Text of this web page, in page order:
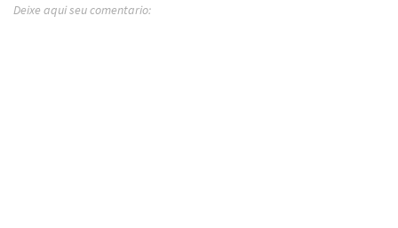
Deixe aqui seu comentario: